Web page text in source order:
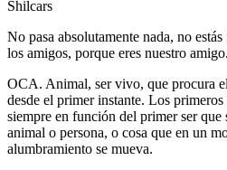
Shilcars
No pasa absolutamente nada, no
los amigos, porque eres nuestro amigo.
OCA. Animal, ser vivo, que procura
desde el primer instante. Los primeros
siempre en función del primer ser que
animal o persona, o cosa que en un
alumbramiento se mueva.